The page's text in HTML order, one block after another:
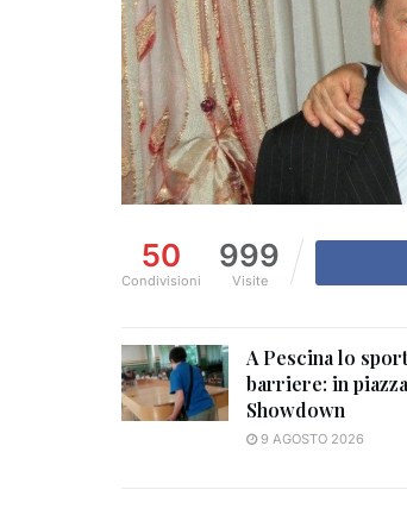
50
Condivisioni
999
Visite
A Pescina lo
barriere: in
Showdown
9 AGOSTO 2026